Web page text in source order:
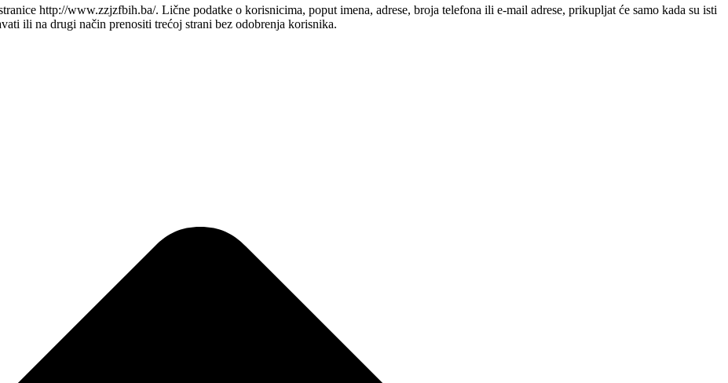
http://www.zzjzfbih.ba/. Lične podatke o korisnicima, poput imena, adrese, broja telefona ili e-mail adrese, prikupljat će samo kada su isti
ili na drugi način prenositi trećoj strani bez odobrenja korisnika.